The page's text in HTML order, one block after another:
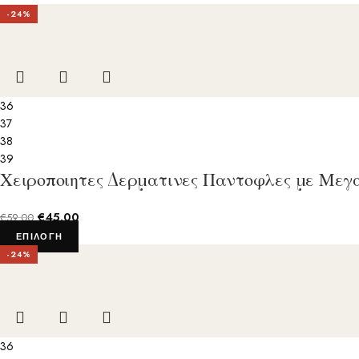
-24%
36
37
38
39
Χειροποιητες Δερματινες Παντοφλες με
€59.00 €45.00
ΕΠΙΛΟΓΉ
-24%
36